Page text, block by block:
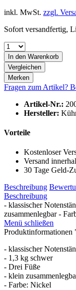
inkl. MwSt. zzgl.
Sofort versandfertig,
In den Warenkorb
Vergleichen
Merken
Fragen zum Artikel?
Artikel-Nr.:
Hersteller:
Vorteile
Kostenloser
Versand
30 Tage Geld-
Beschreibung
Beschreibung
- klassischer
zusammenlegbar -
Menü schließen
- klassischer
- 1,3 kg schwer
- Drei Füße
- klein
- Farbe: Nickel